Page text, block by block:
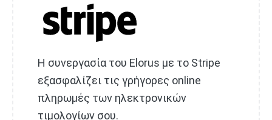
Η συνεργασία του Elorus με το Stripe
εξασφαλίζει τις γρήγορες online
πληρωμές των ηλεκτρονικών
τιμολογίων σου.